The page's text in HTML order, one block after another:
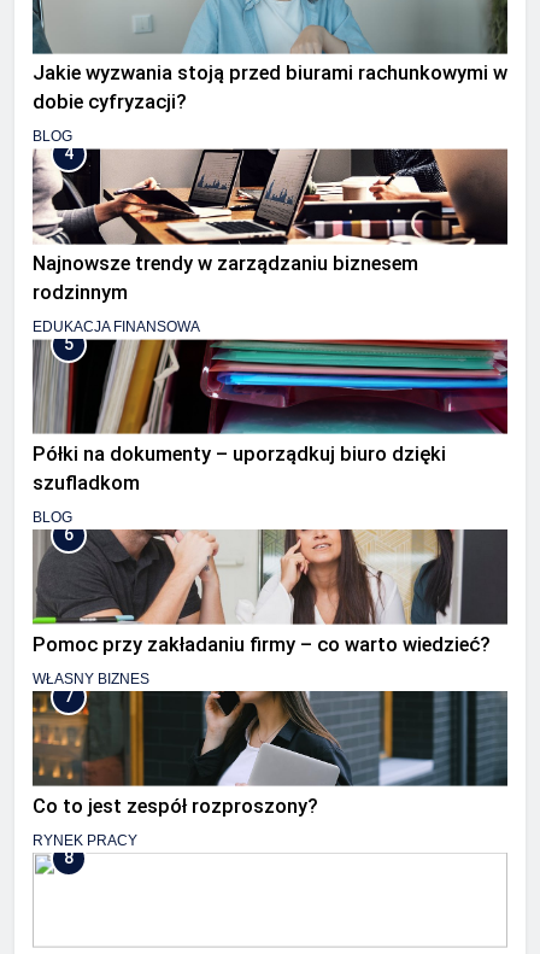
Jakie wyzwania stoją przed biurami rachunkowymi w
dobie cyfryzacji?
BLOG
4
Najnowsze trendy w zarządzaniu biznesem
rodzinnym
EDUKACJA FINANSOWA
5
Półki na dokumenty – uporządkuj biuro dzięki
szufladkom
BLOG
6
Pomoc przy zakładaniu firmy – co warto wiedzieć?
WŁASNY BIZNES
7
Co to jest zespół rozproszony?
RYNEK PRACY
8